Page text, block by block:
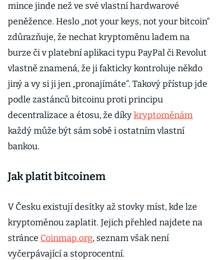
mince jinde než ve své vlastní hardwarové
peněžence. Heslo „not your keys, not your bitcoin“
zdůrazňuje, že nechat kryptoměnu ladem na
burze či v platební aplikaci typu PayPal či Revolut
vlastně znamená, že ji fakticky kontroluje někdo
jiný a vy si ji jen „pronajímáte“. Takový přístup jde
podle zastánců bitcoinu proti principu
decentralizace a étosu, že díkykryptoměnám
každý může být sám sobě i ostatním vlastní
bankou.
Jak platit bitcoinem
V Česku existují desítky až stovky míst, kde lze
kryptoměnou zaplatit. Jejich přehled najdete na
stránce Coinmap.org, seznam však není
vyčerpávající a stoprocentní.